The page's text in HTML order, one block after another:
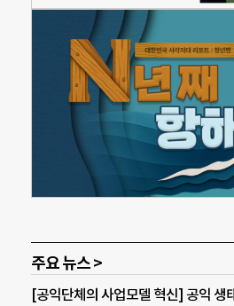
주요 뉴스 >
[공익단체의 사업모델 혁신] 공익 생